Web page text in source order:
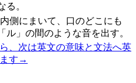
る。
側にまいて、口のどこにも
ル」の間のような音を出す。
、次は英文の意味と文法へ英
す →